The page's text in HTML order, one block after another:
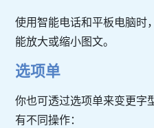
使用智能电话和平板电脑时
能放大或缩小图文。
选项单
你也可透过选项单来变更字
有不同操作：